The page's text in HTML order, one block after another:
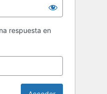
respuesta en